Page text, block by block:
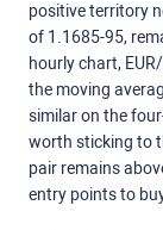
positive territory
of 1.1685-95,
hourly chart,
the moving
similar on the
worth sticking to
pair remains
entry points to